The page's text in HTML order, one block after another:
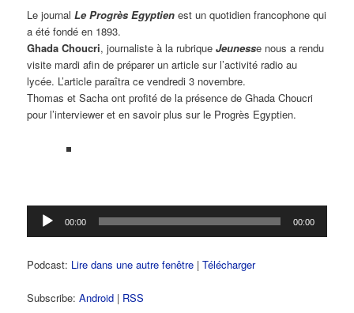
Le journalLe Progrès Egyptien est un quotidien francophone qui
a été fondé en 1893.
Ghada Choucri, journaliste à la rubriqueJeunesse nous a rendu
visite mardi afin de préparer un article sur l’activité radio au
lycée. L’article paraîtra ce vendredi 3 novembre.
Thomas et Sacha ont profité de la présence de Ghada Choucri
pour l’interviewer et en savoir plus sur le Progrès Egyptien.
Lecteur
audio
00:00 00:00
Podcast: Lire dans une autre fenêtre |Télécharger
Subscribe:Android | RSS